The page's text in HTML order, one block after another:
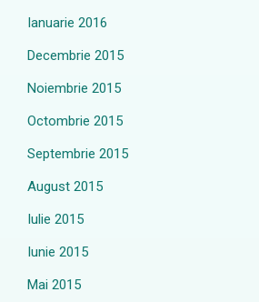
Ianuarie 2016
Decembrie 2015
Noiembrie 2015
Octombrie 2015
Septembrie 2015
August 2015
Iulie 2015
Iunie 2015
Mai 2015